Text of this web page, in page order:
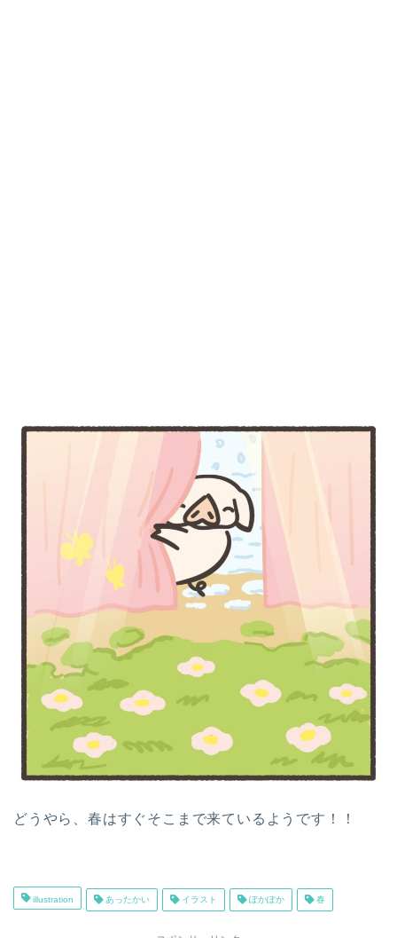
どうやら、春はすぐそこまで来ているようです！！
illustration あったかい イラスト ぽかぽか 春